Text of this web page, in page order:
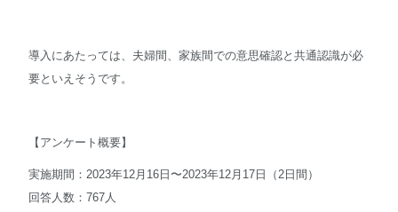
導入にあたっては、夫婦間、家族間での意思確認と共通認識が必
要といえそうです。
【アンケート概要】
実施期間：2023年12月16日〜2023年12月17日（2日間）
回答人数：767人